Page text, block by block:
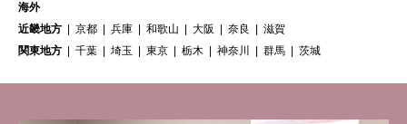
海外
近畿地方
京都 兵庫 和歌山 大阪 奈良
滋賀
関東地方
千葉 埼玉 東京 栃木 神奈川 群馬 茨城